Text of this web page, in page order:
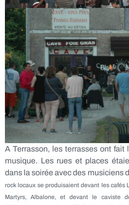
A Terrasson, les terrasses ont fait
musique. Les rues et places
dans la soirée avec des musiciens
rock locaux se produisaient devant les cafés
Martyrs, Albalone, et devant le caviste